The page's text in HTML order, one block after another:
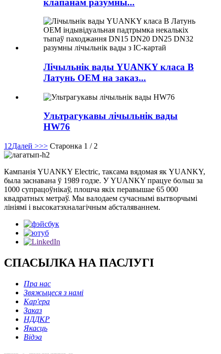
Лічыльнік вады YUANKY класа B
Латунь OEM на заказ...
Ультрагукавы лічыльнік вады
HW76
1 2Далей >>> Старонка 1 / 2
Кампанія YUANKY Electric, таксама вядомая як YUANKY,
была заснавана ў 1989 годзе. У YUANKY працуе больш за
1000 супрацоўнікаў, плошча якіх перавышае 65 000
квадратных метраў. Мы валодаем сучаснымі вытворчымі
лініямі і высокатэхналагічным абсталяваннем.
СПАСЫЛКА НА ПАСЛУГІ
Пра нас
Звяжыцеся з намі
Кар'ера
Заказ
НДДКР
Якасць
Відэа